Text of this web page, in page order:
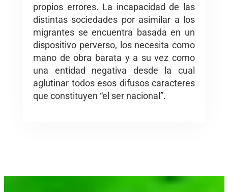
propios errores. La incapacidad de las
distintas sociedades por asimilar a los
migrantes se encuentra basada en un
dispositivo perverso, los necesita como
mano de obra barata y a su vez como
una entidad negativa desde la cual
aglutinar todos esos difusos caracteres
que constituyen “el ser nacional”.